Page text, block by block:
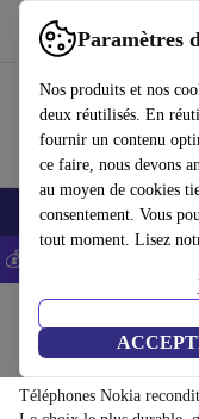
Paramètres
Nos produits et nos
deux réutilisés. En
fournir un contenu
ce faire, nous devons
au moyen de cookies
consentement. Vous
tout moment. Lisez
Utilisez refurbed
Smartphones Laptops
💰-5% EXTRA sur les
Téléphones Nokia:
Téléphones Nokia